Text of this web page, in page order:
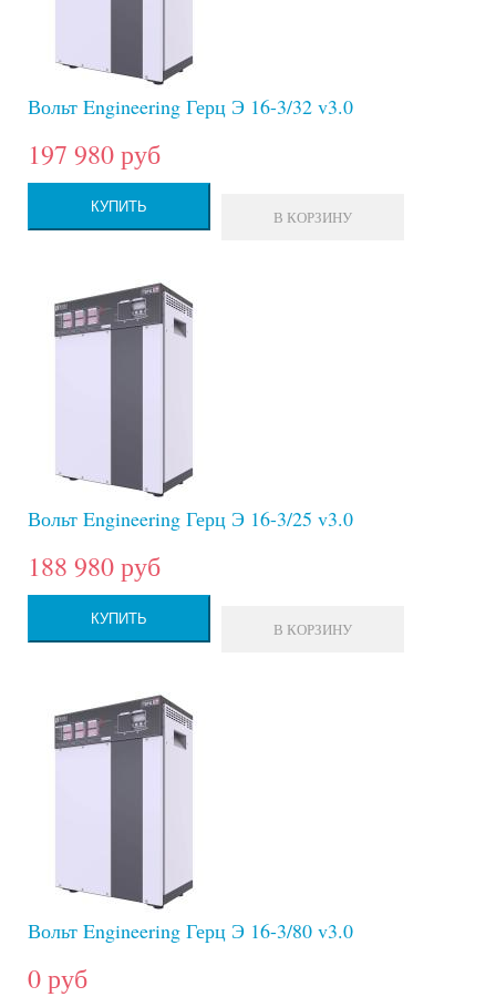
Вольт Engineering Герц Э 16-3/32 v3.0
197 980 руб
КУПИТЬ
В КОРЗИНУ
Вольт Engineering Герц Э 16-3/25 v3.0
188 980 руб
КУПИТЬ
В КОРЗИНУ
Вольт Engineering Герц Э 16-3/80 v3.0
0 руб